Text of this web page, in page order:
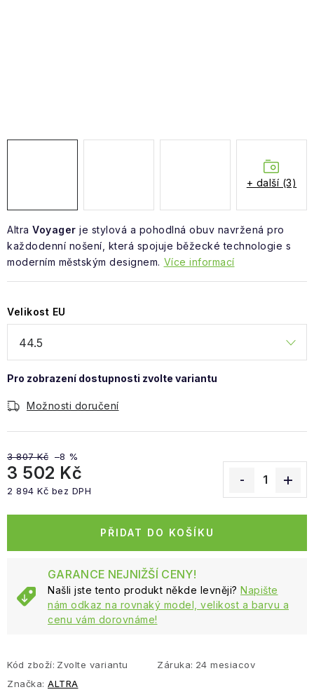
Altra Voyager je stylová a pohodlná obuv navržená pro
každodenní nošení, která spojuje běžecké technologie s
moderním městským designem. Více informací
Velikost EU
Možnosti doručení
3 807 Kč –8 %
3 502 Kč
2 894 Kč bez DPH
PŘIDAT DO KOŠÍKU
GARANCE NEJNIŽŠÍ CENY!
Našli jste tento produkt někde levněji? Napište
nám odkaz na rovnaký model, velikost a barvu a
cenu vám dorovnáme!
Kód zboží: Zvolte variantu Záruka: 24 mesiacov
Značka: ALTRA
+ další (3)